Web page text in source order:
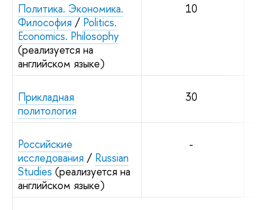
Политика. Экономика.
Философия / Politics.
Economics. Philosophy
(реализуется на
английском языке)
10
Прикладная
политология
30
Российские
исследования / Russian
Studies (реализуется на
английском языке)
-